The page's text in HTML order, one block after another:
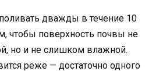
дважды в течение 10
чтобы поверхность почвы не
но и не слишком влажной.
реже — достаточно одного